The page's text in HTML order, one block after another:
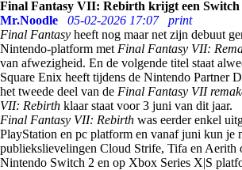
Final Fantasy VII: Rebirth krijgt een Switch
Mr.Noodle
05-02-2026 17:07
print
Final Fantasy heeft nog maar net zijn debuut
Nintendo-platform met Final Fantasy VII:
van afwezigheid. En de volgende titel staat
Square Enix heeft tijdens de Nintendo Partner
het tweede deel van de Final Fantasy VII
VII: Rebirth klaar staat voor 3 juni van dit jaar.
Final Fantasy VII: Rebirth was eerder enkel
PlayStation en pc platform en vanaf juni kun je
publiekslievelingen Cloud Strife, Tifa en Aerith
Nintendo Switch 2 en op Xbox Series X|S